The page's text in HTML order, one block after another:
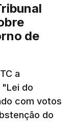
os apoios
a dar
o
é
de
a
do
com votos
do